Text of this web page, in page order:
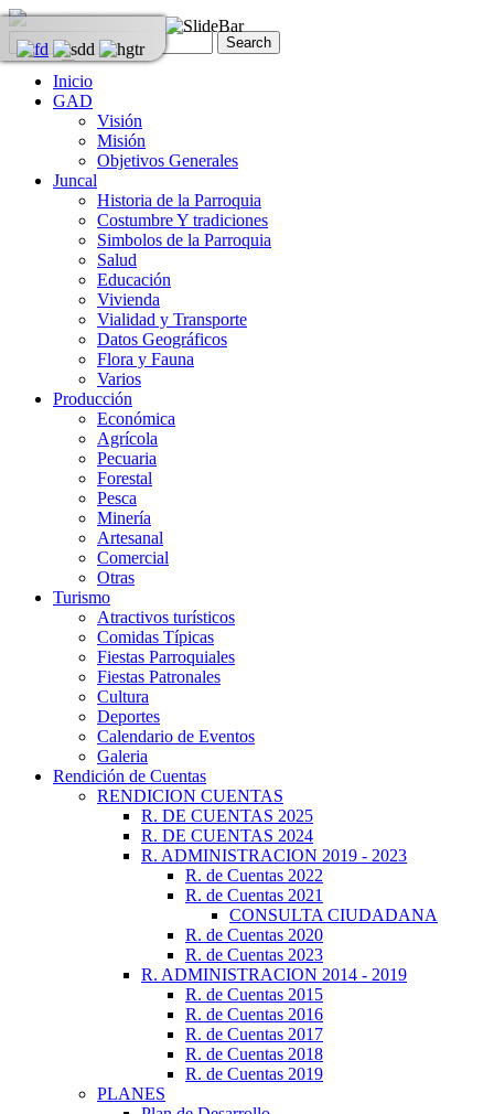
Inicio
GAD
Visión
Misión
Objetivos Generales
Juncal
Historia de la Parroquia
Costumbre Y tradiciones
Simbolos de la Parroquia
Salud
Educación
Vivienda
Vialidad y Transporte
Datos Geográficos
Flora y Fauna
Varios
Producción
Económica
Agrícola
Pecuaria
Forestal
Pesca
Minería
Artesanal
Comercial
Otras
Turismo
Atractivos turísticos
Comidas Típicas
Fiestas Parroquiales
Fiestas Patronales
Cultura
Deportes
Calendario de Eventos
Galeria
Rendición de Cuentas
RENDICION CUENTAS
R. DE CUENTAS 2025
R. DE CUENTAS 2024
R. ADMINISTRACION 2019 - 2023
R. de Cuentas 2022
R. de Cuentas 2021
CONSULTA CIUDADANA
R. de Cuentas 2020
R. de Cuentas 2023
R. ADMINISTRACION 2014 - 2019
R. de Cuentas 2015
R. de Cuentas 2016
R. de Cuentas 2017
R. de Cuentas 2018
R. de Cuentas 2019
PLANES